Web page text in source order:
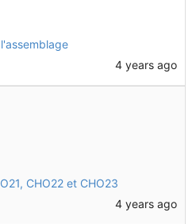
4 years ago
CHO22 et CHO23
4 years ago